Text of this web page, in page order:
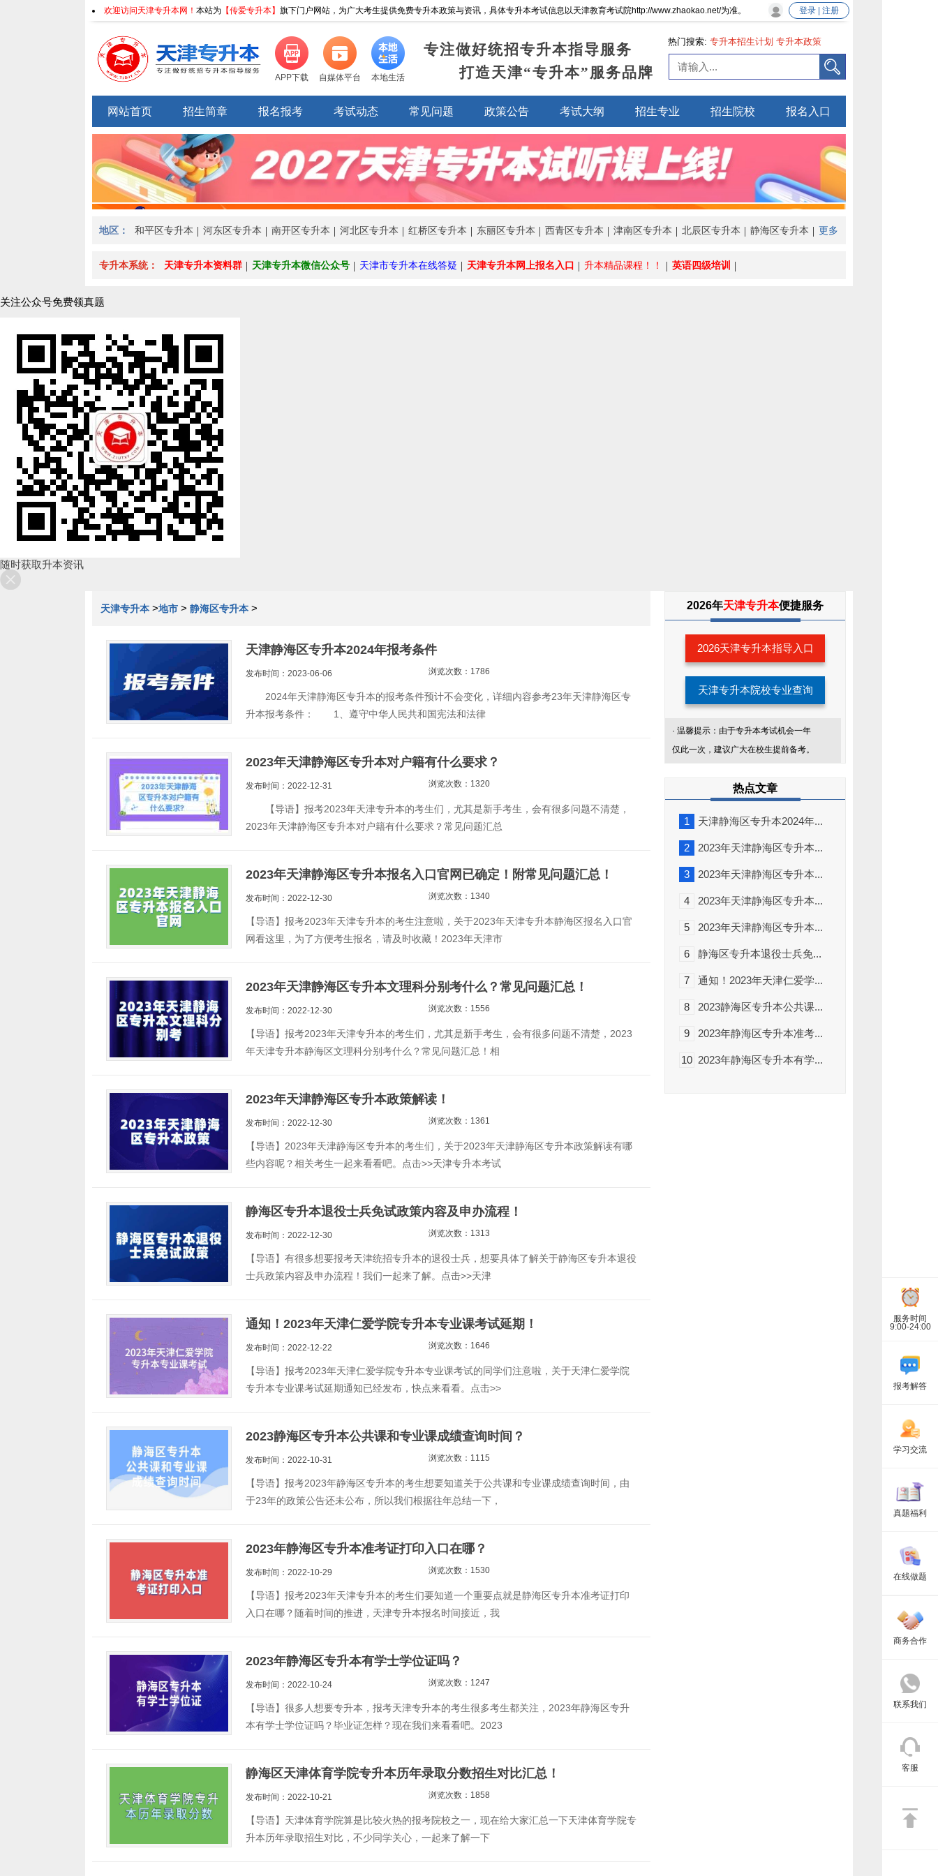
欢迎访问天津专升本网！ 本站为 【传爱专升本】 旗下门户网站，为广大考生提供免费专升本政策与资讯，具体专升本考试信息以天津教育考试院http://www.zhaokao.net/为准。 登录 | 注册
APP下载 自媒体平台 本地生活
专注做好统招专升本指导服务
打造天津“专升本”服务品牌
热门搜索: 专升本招生计划 专升本政策
网站首页 招生简章 报名报考 考试动态 常见问题 政策公告 考试大纲 招生专业 招生院校 报名入口
地区： 和平区专升本 河东区专升本 南开区专升本 河北区专升本 红桥区专升本 东丽区专升本 西青区专升本 津南区专升本 北辰区专升本 静海区专升本 更多
>
专升本系统： 天津专升本资料群 天津专升本微信公众号 天津市专升本在线答疑 天津专升本网上报名入口 升本精品课程！！ 英语四级培训
服务时间
9:00-24:00
报考解答
学习交流
真题福利
在线做题
商务合作
联系我们
客服
关注公众号免费领真题
随时获取升本资讯
天津专升本 >地市 > 静海区专升本 >
天津静海区专升本2024年报考条件
发布时间：2023-06-06 浏览次数：1786
2024年天津静海区专升本的报考条件预计不会变化，详细内容参考23年天津静海区专
升本报考条件： 1、遵守中华人民共和国宪法和法律
2023年天津静海区专升本对户籍有什么要求？
发布时间：2022-12-31 浏览次数：1320
【导语】报考2023年天津专升本的考生们，尤其是新手考生，会有很多问题不清楚，
2023年天津静海区专升本对户籍有什么要求？常见问题汇总
2023年天津静海区专升本报名入口官网已确定！附常见问题汇总！
发布时间：2022-12-30 浏览次数：1340
【导语】报考2023年天津专升本的考生注意啦，关于2023年天津专升本静海区报名入口官
网看这里，为了方便考生报名，请及时收藏！2023年天津市
2023年天津静海区专升本文理科分别考什么？常见问题汇总！
发布时间：2022-12-30 浏览次数：1556
【导语】报考2023年天津专升本的考生们，尤其是新手考生，会有很多问题不清楚，2023
年天津专升本静海区文理科分别考什么？常见问题汇总！相
2023年天津静海区专升本政策解读！
发布时间：2022-12-30 浏览次数：1361
【导语】2023年天津静海区专升本的考生们，关于2023年天津静海区专升本政策解读有哪
些内容呢？相关考生一起来看看吧。点击>>天津专升本考试
静海区专升本退役士兵免试政策内容及申办流程！
发布时间：2022-12-30 浏览次数：1313
【导语】有很多想要报考天津统招专升本的退役士兵，想要具体了解关于静海区专升本退役
士兵政策内容及申办流程！我们一起来了解。点击>>天津
通知！2023年天津仁爱学院专升本专业课考试延期！
发布时间：2022-12-22 浏览次数：1646
【导语】报考2023年天津仁爱学院专升本专业课考试的同学们注意啦，关于天津仁爱学院
专升本专业课考试延期通知已经发布，快点来看看。点击>>
2023静海区专升本公共课和专业课成绩查询时间？
发布时间：2022-10-31 浏览次数：1115
【导语】报考2023年静海区专升本的考生想要知道关于公共课和专业课成绩查询时间，由
于23年的政策公告还未公布，所以我们根据往年总结一下，
2023年静海区专升本准考证打印入口在哪？
发布时间：2022-10-29 浏览次数：1530
【导语】报考2023年天津专升本的考生们要知道一个重要点就是静海区专升本准考证打印
入口在哪？随着时间的推进，天津专升本报名时间接近，我
2023年静海区专升本有学士学位证吗？
发布时间：2022-10-24 浏览次数：1247
【导语】很多人想要专升本，报考天津专升本的考生很多考生都关注，2023年静海区专升
本有学士学位证吗？毕业证怎样？现在我们来看看吧。2023
静海区天津体育学院专升本历年录取分数招生对比汇总！
发布时间：2022-10-21 浏览次数：1858
【导语】天津体育学院算是比较火热的报考院校之一，现在给大家汇总一下天津体育学院专
升本历年录取招生对比，不少同学关心，一起来了解一下
2026年天津专升本便捷服务
2026天津专升本指导入口
天津专升本院校专业查询
· 温馨提示：由于专升本考试机会一年
仅此一次，建议广大在校生提前备考。
热点文章
1 天津静海区专升本2024年...
2 2023年天津静海区专升本...
3 2023年天津静海区专升本...
4 2023年天津静海区专升本...
5 2023年天津静海区专升本...
6 静海区专升本退役士兵免...
7 通知！2023年天津仁爱学...
8 2023静海区专升本公共课...
9 2023年静海区专升本准考...
10 2023年静海区专升本有学...